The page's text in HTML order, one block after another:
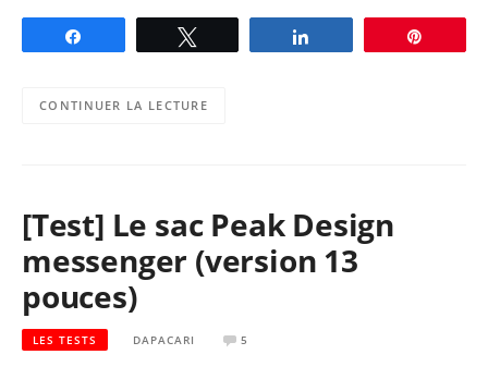
CONTINUER LA LECTURE
[Test] Le sac Peak Design
messenger (version 13
pouces)
LES TESTS DAPACARI 5